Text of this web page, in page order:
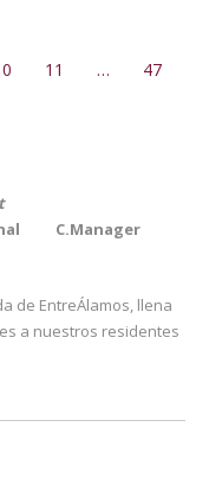
11 …
47
C.Manager
de EntreÁlamos, llena
a nuestros residentes